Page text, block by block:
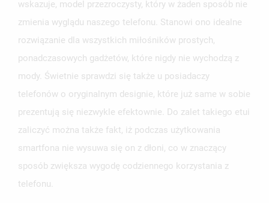
wskazuje, model przezroczysty, który w żaden sposób nie
zmienia wyglądu naszego telefonu. Stanowi ono idealne
rozwiązanie dla wszystkich miłośników prostych,
ponadczasowych gadżetów, które nigdy nie wychodzą z
mody. Świetnie sprawdzi się także u posiadaczy
telefonów o oryginalnym designie, które już same w sobie
prezentują się niezwykle efektownie. Do zalet takiego etui
zaliczyć można także fakt, iż podczas użytkowania
smartfona nie wysuwa się on z dłoni, co w znaczący
sposób zwiększa wygodę codziennego korzystania z
telefonu.
MOJE LISTY ŻYCZEŃ
add_circle_outlineUTWÓRZ NOWĄ LISTĘ
UTWÓRZ LISTĘ ŻYCZEŃ
NAZWA LISTY ŻYCZEŃ
ANULUJ UTWÓRZ LISTĘ ŻYCZEŃ
ZALOGUJ SIĘ
MUSISZ BYĆ ZALOGOWANY BY ZAPISAĆ PRODUKTY NA
SWOJEJ LIŚCIE ŻYCZEŃ.
ANULUJ ZALOGUJ SIĘ